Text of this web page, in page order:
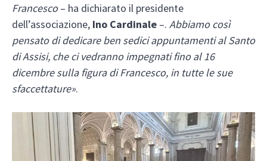
Francesco– ha dichiarato il presidente
dell’associazione, Ino Cardinale –. Abbiamo così
pensato di dedicare ben sedici appuntamenti al Santo
di Assisi, che ci vedranno impegnati fino al 16
dicembre sulla figura di Francesco, in tutte le sue
sfaccettature».